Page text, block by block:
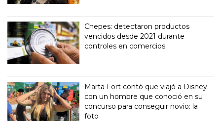
Chepes: detectaron productos
vencidos desde 2021 durante
controles en comercios
Marta Fort contó que viajó a Disney
con un hombre que conoció en su
concurso para conseguir novio: la
foto